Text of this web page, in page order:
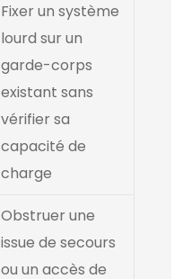
Fixer un système
lourd sur un
garde-corps
existant sans
vérifier sa
capacité de
charge
Obstruer une
issue de secours
ou un accès de